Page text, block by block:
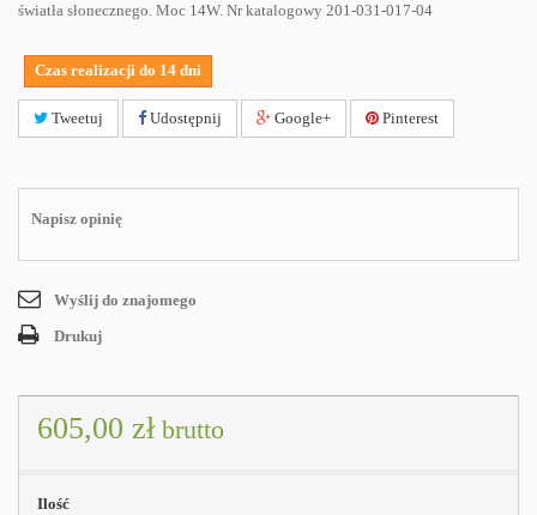
światła słonecznego. Moc 14W. Nr katalogowy 201-031-017-04
Czas realizacji do 14 dni
Tweetuj Udostępnij Google+ Pinterest
Napisz opinię
Wyślij do znajomego
Drukuj
605,00 zł brutto
Ilość